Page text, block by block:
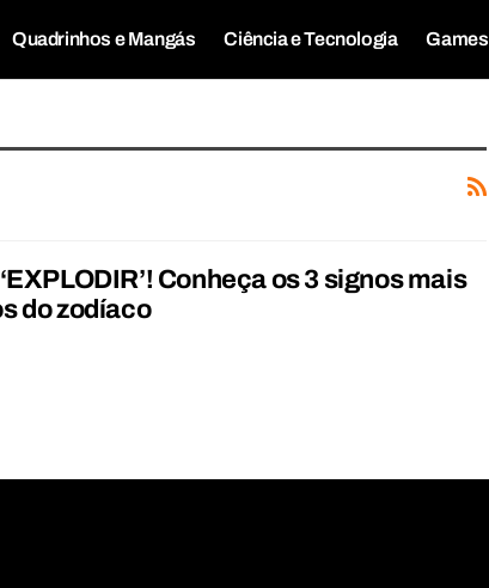
Quadrinhos e Mangás Ciência e Tecnologia Games
Conheça os 3 signos mais
do zodíaco